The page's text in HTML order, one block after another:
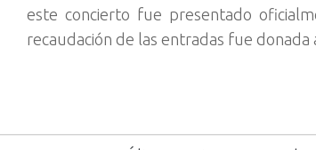
este concierto fue presentado
recaudación de las entradas fue donada